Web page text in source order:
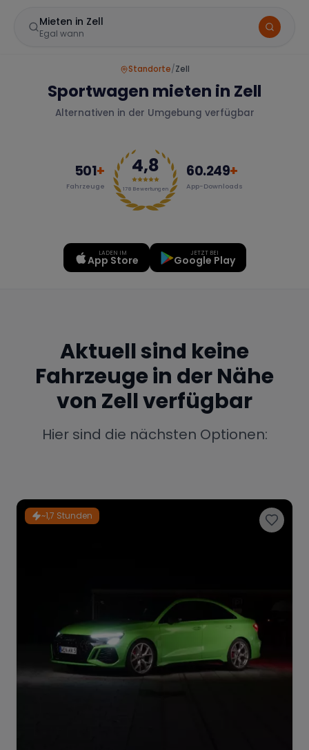
Mieten in Zell
Egal wann
Marke
Mercedes BMW Audi
McLaren Ford Jaguar
Lotus Maserati
Range Rover Corvette
Wann
Zeitraum wählen
Standorte/Zell
Sportwagen mieten in Zell
Alternativen in der Umgebung verfügbar
501+
Fahrzeuge
4,8
178 Bewertungen
60.249+
App-Downloads
LADEN IM
App Store
JETZT BEI
Google Play
Aktuell sind keine
Fahrzeuge in der Nähe
von Zellverfügbar
Hier sind die nächsten Optionen:
~1,7 Stunden